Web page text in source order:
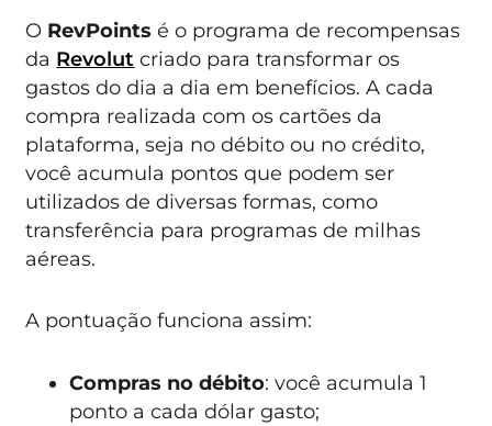
O RevPointsé o programa de recompensas
da Revolut criado para transformar os
gastos do dia a dia em benefícios. A cada
compra realizada com os cartões da
plataforma, seja no débito ou no crédito,
você acumula pontos que podem ser
utilizados de diversas formas, como
transferência para programas de milhas
aéreas.
A pontuação funciona assim:
Compras no débito: você acumula 1
ponto a cada dólar gasto;